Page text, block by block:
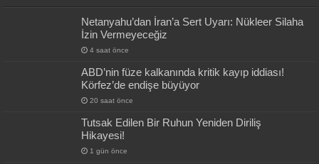
Netanyahu’dan İran’a Sert Uyarı: Nükleer Silaha
İzin Vermeyeceğiz
4 saat önce
ABD’nin füze kalkanında kritik kayıp iddiası!
Körfez’de endişe büyüyor
20 saat önce
Tutsak Edilen Bir Ruhun Yeniden Diriliş
Hikayesi!
1 gün önce